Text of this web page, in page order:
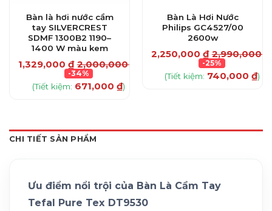
Bàn là hơi nước cầm
tay SILVERCREST
SDMF 1300B2 1190–
1400 W màu kem
1,329,000 ₫ 2,000,000
-34%
(Tiết kiệm: 671,000₫)
Bàn Là Hơi Nước
Philips GC4527/00
2600w
2,250,000 ₫ 2,990,000
-25%
(Tiết kiệm: 740,000 ₫)
CHI TIẾT SẢN PHẨM
Ưu điểm nổi trội của Bàn Là Cầm Tay
Tefal Pure Tex DT9530